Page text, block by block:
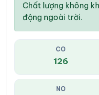
Chất lượng không
động ngoài trời.
CO
126
NO